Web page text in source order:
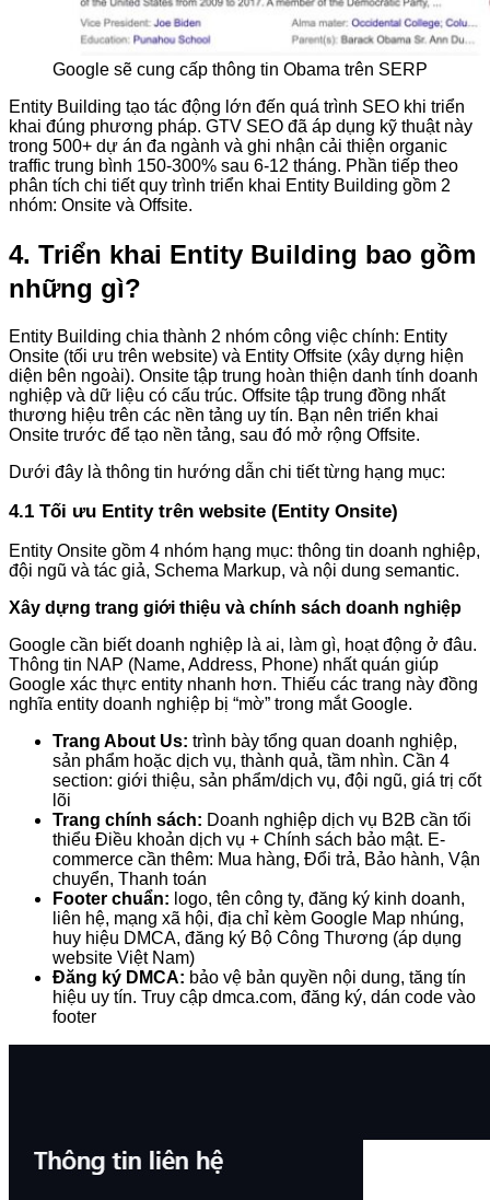
Google sẽ cung cấp thông tin Obama trên SERP
Entity Building tạo tác động lớn đến quá trình SEO khi triển
khai đúng phương pháp. GTV SEO đã áp dụng kỹ thuật này
trong 500+ dự án đa ngành và ghi nhận cải thiện organic
traffic trung bình 150-300% sau 6-12 tháng. Phần tiếp theo
phân tích chi tiết quy trình triển khai Entity Building gồm 2
nhóm: Onsite và Offsite.
4. Triển khai Entity Building bao gồm
những gì?
Entity Building chia thành 2 nhóm công việc chính: Entity
Onsite (tối ưu trên website) và Entity Offsite (xây dựng hiện
diện bên ngoài). Onsite tập trung hoàn thiện danh tính doanh
nghiệp và dữ liệu có cấu trúc. Offsite tập trung đồng nhất
thương hiệu trên các nền tảng uy tín. Bạn nên triển khai
Onsite trước để tạo nền tảng, sau đó mở rộng Offsite.
Dưới đây là thông tin hướng dẫn chi tiết từng hạng mục:
4.1 Tối ưu Entity trên website (Entity Onsite)
Entity Onsite gồm 4 nhóm hạng mục: thông tin doanh nghiệp,
đội ngũ và tác giả, Schema Markup, và nội dung semantic.
Xây dựng trang giới thiệu và chính sách doanh nghiệp
Google cần biết doanh nghiệp là ai, làm gì, hoạt động ở đâu.
Thông tin NAP (Name, Address, Phone) nhất quán giúp
Google xác thực entity nhanh hơn. Thiếu các trang này đồng
nghĩa entity doanh nghiệp bị “mờ” trong mắt Google.
Trang About Us: trình bày tổng quan doanh nghiệp,
sản phẩm hoặc dịch vụ, thành quả, tầm nhìn. Cần 4
section: giới thiệu, sản phẩm/dịch vụ, đội ngũ, giá trị cốt
lõi
Trang chính sách: Doanh nghiệp dịch vụ B2B cần tối
thiểu Điều khoản dịch vụ + Chính sách bảo mật. E-
commerce cần thêm: Mua hàng, Đổi trả, Bảo hành, Vận
chuyển, Thanh toán
Footer chuẩn: logo, tên công ty, đăng ký kinh doanh,
liên hệ, mạng xã hội, địa chỉ kèm Google Map nhúng,
huy hiệu DMCA, đăng ký Bộ Công Thương (áp dụng
website Việt Nam)
Đăng ký DMCA: bảo vệ bản quyền nội dung, tăng tín
hiệu uy tín. Truy cập dmca.com, đăng ký, dán code vào
footer